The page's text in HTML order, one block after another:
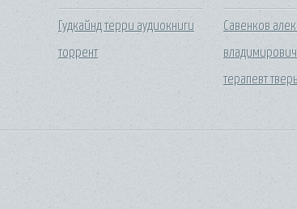
Гудкайнд терри аудиокниги
торрент
Савенков
терапевт тверь